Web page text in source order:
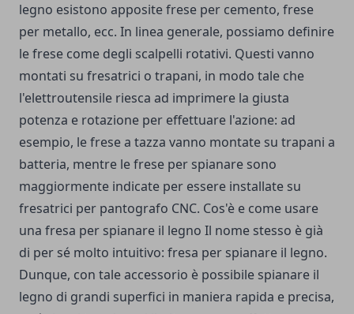
legno esistono apposite frese per cemento, frese
per metallo, ecc. In linea generale, possiamo definire
le frese come degli scalpelli rotativi. Questi vanno
montati su fresatrici o trapani, in modo tale che
l'elettroutensile riesca ad imprimere la giusta
potenza e rotazione per effettuare l'azione: ad
esempio, le frese a tazza vanno montate su trapani a
batteria, mentre lefrese per spianare sono
maggiormente indicate per essere installate su
fresatrici per pantografo CNC. Cos'è e come usare
una fresa per spianare il legno Il nome stesso è già
di per sé molto intuitivo: fresa per spianare il legno.
Dunque, con tale accessorio è possibile spianare il
legno di grandi superfici in maniera rapida e precisa,